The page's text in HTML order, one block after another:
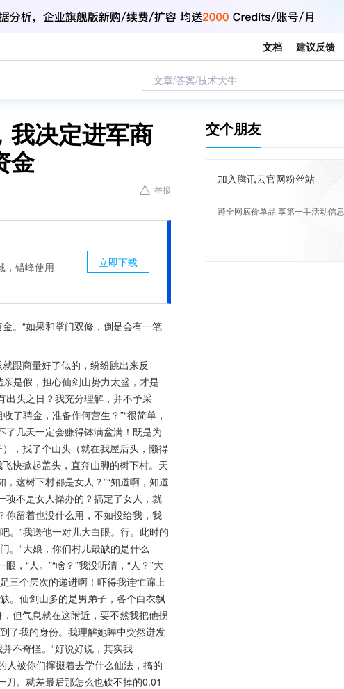
文档 建议反馈
文章/答案/技术大牛
我决定进军商
金
举报
，错峰使用
立即下载
。“如果和掌门双修，倒是会有一笔
跟商量好了似的，纷纷跳出来反
是假，担心仙剑山势力太盛，才是
出头之日？我充分理解，并不予采
了聘金，准备作何营生？”“很简单，
了几天一定会赚得钵满盆满！既是为
，找了个山头（就在我屋后头，懒得
快掀起盖头，直奔山脚的树下村。天
这树下村都是女人？”“知道啊，知道
项不是女人操办的？搞定了女人，就
你留着也没什么用，不如投给我，我
。”我送他一对儿大白眼。行。此时的
。“大娘，你们村儿最缺的是什么
，“人。”“啥？”我没听清，“人？”大
三个层次的递进啊！吓得我连忙蹿上
。仙剑山多的是男弟子，各个白衣飘
但气息就在这附近，要不然我把他拐
了我的身份。我理解她眸中突然迸发
不奇怪。“好说好说，其实我
人被你们撺掇着去学什么仙法，搞的
。就差最后那怎么也砍不掉的0.01
交个朋友
加入腾讯云官网粉丝站
蹲全网底价单品 享第一手活动信息